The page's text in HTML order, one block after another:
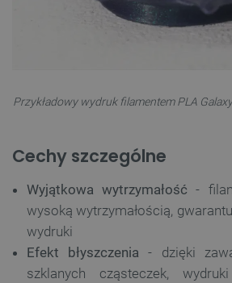
Przykładowy wydruk filamentem PLA
Cechy szczególne
Wyjątkowa wytrzymałość -
wysoką wytrzymałością,
wydruki
Efekt błyszczenia - dzięki
szklanych cząsteczek,